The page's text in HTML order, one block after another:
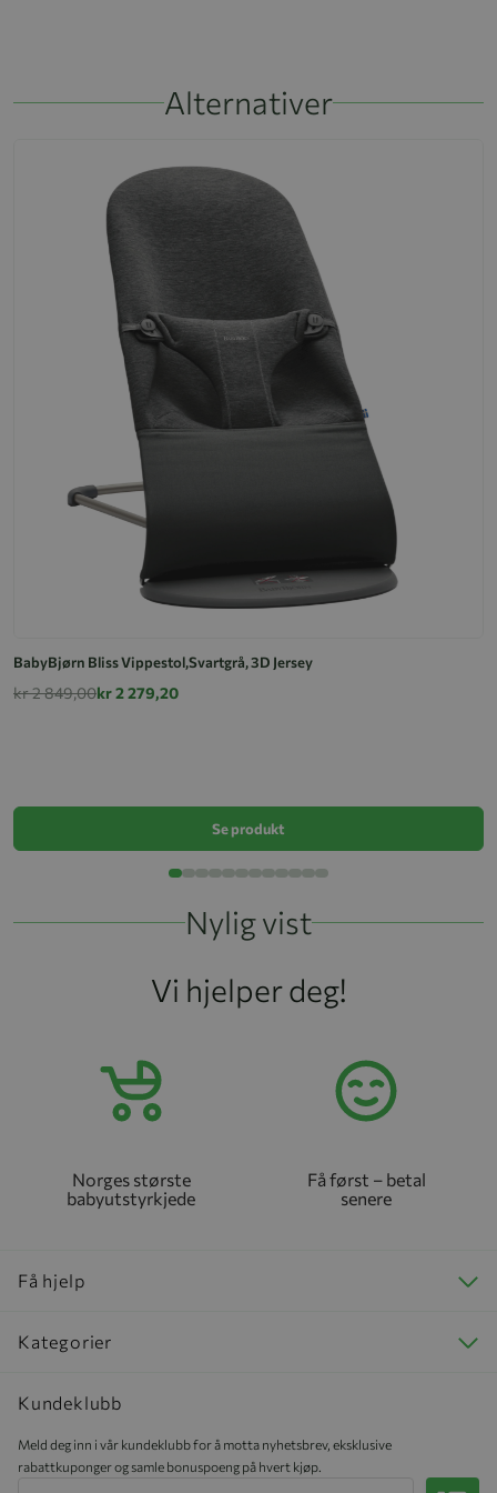
Alternativer
BabyBjørn Bliss Vippestol,Svartgrå, 3D Jersey
kr 2 849,00kr 2 279,20
Se produkt
Nylig vist
Vi hjelper deg!
Norges største
babyutstyrkjede
Få først – betal
senere
Få hjelp
Kategorier
Kundeklubb
Meld deg inn i vår kundeklubb for å motta nyhetsbrev, eksklusive
rabattkuponger og samle bonuspoeng på hvert kjøp.